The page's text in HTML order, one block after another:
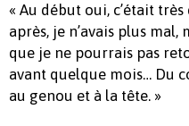
« Au début oui, c’était
après, je n’avais plus
que je ne pourrais pas
avant quelque mois… Du
au genou et à la tête. »